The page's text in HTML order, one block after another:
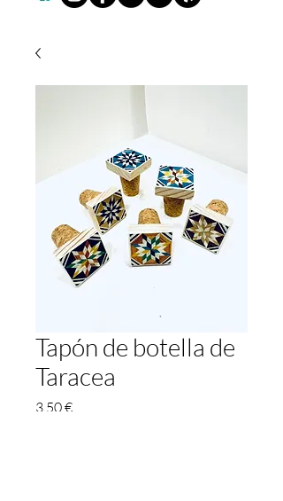
Tapón de botella de
Taracea
3,50 €Prix